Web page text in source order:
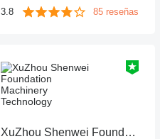
3.8 85 reseñas
XuZhou Shenwei Foundation Machinery Technology